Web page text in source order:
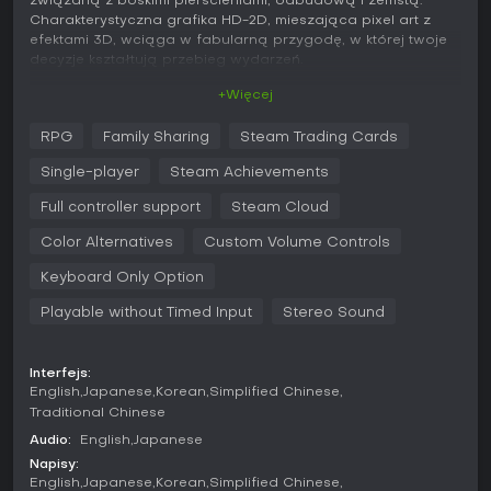
Charakterystyczna grafika HD-2D, mieszająca pixel art z
efektami 3D, wciąga w fabularną przygodę, w której twoje
decyzje kształtują przebieg wydarzeń.
eksploracji, strategicznym starciu i budowaniu społeczności.
Przemierzasz krainę za pomocą Path Actions, dzięki którym
osady, wyzwalasz potyczki lub zdobywasz przedmioty. Walki
wrogów i wzmacniasz ataki, by zyskać przewagę. Nowy
akcjami, pogłębiając personalizację drużyny.
Tworzenie postaci obejmuje wygląd protagonisty, głos,
odnawiasz rodzinną miejscowość i zaludniasz ją
zwerbowanymi towarzyszami. W bitwach dowodzisz ekipą
do ośmiu członków wybranych spośród ponad 30 postaci,
stawiając na strategię w doborze składu i wykorzystywaniu
umiejętności.
+Więcej
RPG Family Sharing Steam Trading Cards
Single-player Steam Achievements
Full controller support Steam Cloud
Color Alternatives Custom Volume Controls
Keyboard Only Option
Playable without Timed Input Stereo Sound
Interfejs:
English Japanese Korean Simplified Chinese
Traditional Chinese
Audio: English Japanese
Napisy:
English Japanese Korean Simplified Chinese